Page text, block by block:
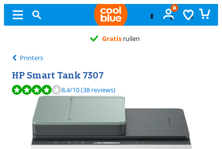
Gratis ruilen
Printers
HP Smart Tank 7307
Beoordeling is 8,4 van de 10, gebaseerd op 38 reviews.
8,4/10(38 reviews)